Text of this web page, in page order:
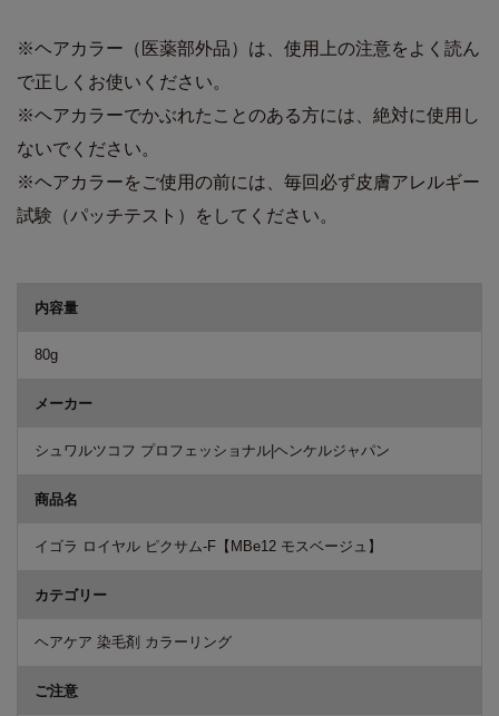
※ヘアカラー（医薬部外品）は、使用上の注意をよく読ん
で正しくお使いください。
※ヘアカラーでかぶれたことのある方には、絶対に使用し
ないでください。
※ヘアカラーをご使用の前には、毎回必ず皮膚アレルギー
試験（パッチテスト）をしてください。
内容量
80g
メーカー
シュワルツコフ プロフェッショナル|ヘンケルジャパン
商品名
イゴラ ロイヤル ピクサム-F【MBe12 モスベージュ】
カテゴリー
ヘアケア 染毛剤 カラーリング
ご注意